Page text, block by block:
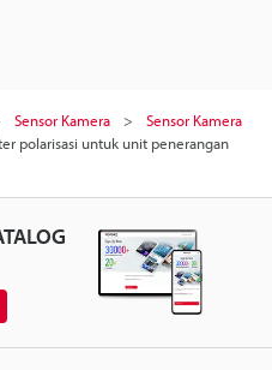
Sensor Kamera
Sensor Kamera
polarisasi untuk unit penerangan